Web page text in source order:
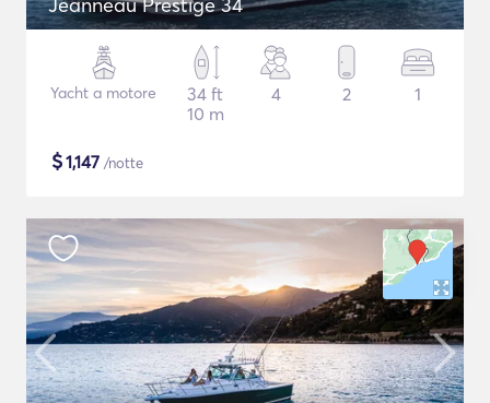
Yacht a motore
34 ft
10 m
4 2 1
$1,147 /notte